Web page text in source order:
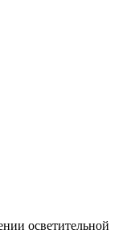
осветительной